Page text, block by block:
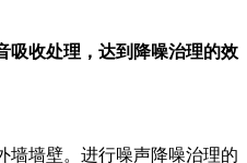
吸收处理，达到降噪治理的效
墙墙壁。进行噪声降噪治理的